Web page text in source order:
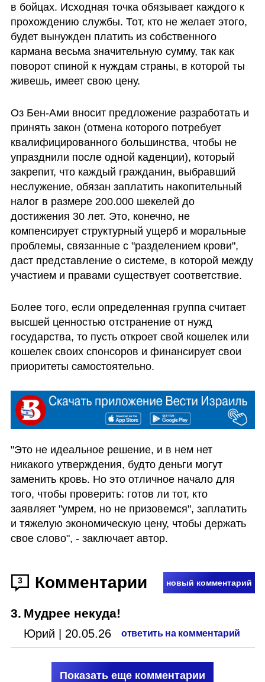
в бойцах. Исходная точка обязывает каждого к
прохождению службы. Тот, кто не желает этого,
будет вынужден платить из собственного
кармана весьма значительную сумму, так как
поворот спиной к нуждам страны, в которой ты
живешь, имеет свою цену.
Оз Бен-Ами вносит предложение разработать и
принять закон (отмена которого потребует
квалифицированного большинства, чтобы не
упразднили после одной каденции), который
закрепит, что каждый гражданин, выбравший
неслужение, обязан заплатить накопительный
налог в размере 200.000 шекелей до
достижения 30 лет. Это, конечно, не
компенсирует структурный ущерб и моральные
проблемы, связанные с "разделением крови",
даст представление о системе, в которой между
участием и правами существует соответствие.
Более того, если определенная группа считает
высшей ценностью отстранение от нужд
государства, то пусть откроет свой кошелек или
кошелек своих спонсоров и финансирует свои
приоритеты самостоятельно.
"Это не идеальное решение, и в нем нет
никакого утверждения, будто деньги могут
заменить кровь. Но это отличное начало для
того, чтобы проверить: готов ли тот, кто
заявляет "умрем, но не призовемся", заплатить
и тяжелую экономическую цену, чтобы держать
свое слово", - заключает автор.
3 Комментарии новый комментарий
3. Мудрее некуда!
Юрий 20.05.26 ответить на комментарий
Показать еще комментарии